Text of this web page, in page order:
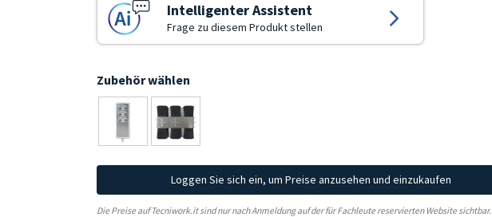
Intelligenter Assistent
Frage zu diesem Produkt stellen
Zubehör wählen
Loggen Sie sich ein, um Preise anzusehen und einzukaufen
Die Preise auf Tecniwork.it sind nur nach Anmeldung auf der für Fachleute reservierten Website sichtbar.